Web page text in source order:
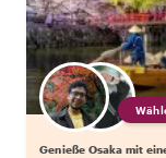
Genieße Osaka mit